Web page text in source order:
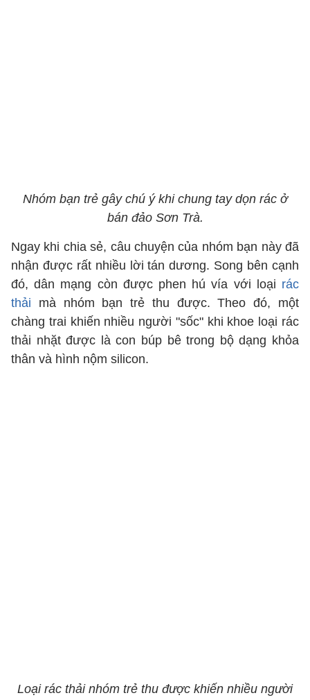
Nhóm bạn trẻ gây chú ý khi chung tay dọn rác ở
bán đảo Sơn Trà.
Ngay khi chia sẻ, câu chuyện của nhóm bạn này đã
nhận được rất nhiều lời tán dương. Song bên cạnh
đó, dân mạng còn được phen hú vía với loại rác
thải mà nhóm bạn trẻ thu được. Theo đó, một
chàng trai khiến nhiều người "sốc" khi khoe loại rác
thải nhặt được là con búp bê trong bộ dạng khỏa
thân và hình nộm silicon.
Loại rác thải nhóm trẻ thu được khiến nhiều người